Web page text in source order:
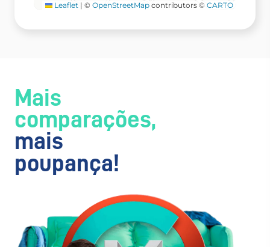
Leaflet | © OpenStreetMap contributors © CARTO
Mais
comparações,
mais
poupança!